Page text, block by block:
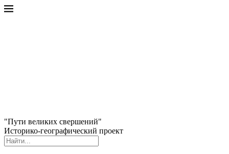
"Пути великих свершений"
Историко-географический проект